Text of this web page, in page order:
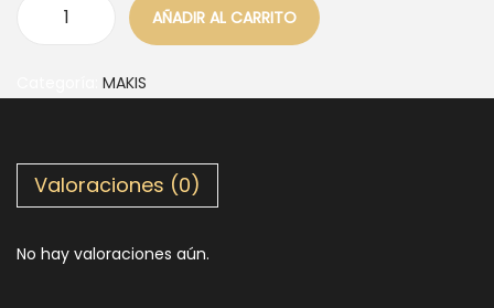
AÑADIR AL CARRITO
MAKIS
Valoraciones (0)
No hay valoraciones aún.